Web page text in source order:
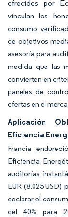
ofrecidos por
vinculan los
consumo
de objetivos
asesoría para
medida que las
convierten en
paneles de
ofertas en el
Aplicación
Eficiencia
Francia
Eficiencia
auditorías
EUR (8.025
declarar el
del 40% para